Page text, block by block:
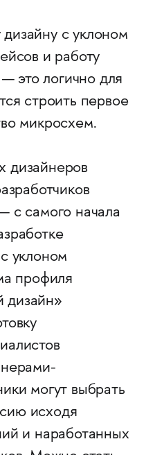
с уклоном
и работу
это логично для
строить первое
микросхем.
дизайнеров
с самого начала
уклоном
профиля
дизайн»
могут выбрать
исходя
и наработанных